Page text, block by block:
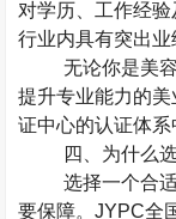
对学历、工作经
行业内具有突出业
无论你是美
提升专业能力的
证中心的认证体系
四、为什么
选择一个合
要保障。JYPC全